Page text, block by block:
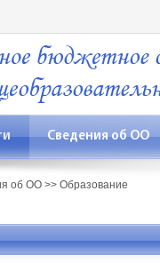
Сведения об ОО
об ОО >> Образование